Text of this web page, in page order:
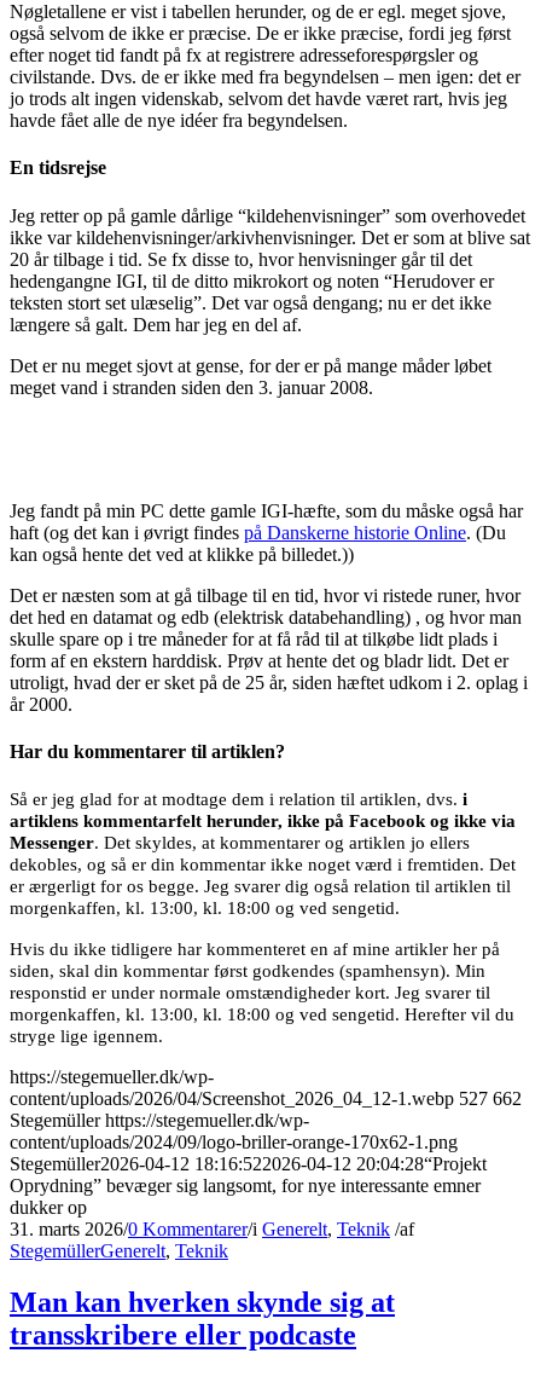
Nøgletallene er vist i tabellen herunder, og de er egl. meget sjove,
også selvom de ikke er præcise. De er ikke præcise, fordi jeg først
efter noget tid fandt på fx at registrere adresseforespørgsler og
civilstande. Dvs. de er ikke med fra begyndelsen – men igen: det er
jo trods alt ingen videnskab, selvom det havde været rart, hvis jeg
havde fået alle de nye idéer fra begyndelsen.
En tidsrejse
Jeg retter op på gamle dårlige “kildehenvisninger” som overhovedet
ikke var kildehenvisninger/arkivhenvisninger. Det er som at blive sat
20 år tilbage i tid. Se fx disse to, hvor henvisninger går til det
hedengangne IGI, til de ditto mikrokort og noten “Herudover er
teksten stort set ulæselig”. Det var også dengang; nu er det ikke
længere så galt. Dem har jeg en del af.
Det er nu meget sjovt at gense, for der er på mange måder løbet
meget vand i stranden siden den 3. januar 2008.
Jeg fandt på min PC dette gamle IGI-hæfte, som du måske også har
haft (og det kan i øvrigt findes på Danskerne historie Online. (Du
kan også hente det ved at klikke på billedet.))
Det er næsten som at gå tilbage til en tid, hvor vi ristede runer, hvor
det hed en datamat og edb (elektrisk databehandling) , og hvor man
skulle spare op i tre måneder for at få råd til at tilkøbe lidt plads i
form af en ekstern harddisk. Prøv at hente det og bladr lidt. Det er
utroligt, hvad der er sket på de 25 år, siden hæftet udkom i 2. oplag i
år 2000.
Har du kommentarer til artiklen?
Så er jeg glad for at modtage dem i relation til artiklen, dvs. i
artiklens kommentarfelt herunder, ikke på Facebook og ikke via
Messenger. Det skyldes, at kommentarer og artiklen jo ellers
dekobles, og så er din kommentar ikke noget værd i fremtiden. Det
er ærgerligt for os begge. Jeg svarer dig også relation til artiklen til
morgenkaffen, kl. 13:00, kl. 18:00 og ved sengetid.
Hvis du ikke tidligere har kommenteret en af mine artikler her på
siden, skal din kommentar først godkendes (spamhensyn). Min
responstid er under normale omstændigheder kort. Jeg svarer til
morgenkaffen, kl. 13:00, kl. 18:00 og ved sengetid. Herefter vil du
stryge lige igennem.
https://stegemueller.dk/wp-
content/uploads/2026/04/Screenshot_2026_04_12-1.webp 527 662
Stegemüller https://stegemueller.dk/wp-
content/uploads/2024/09/logo-briller-orange-170x62-1.png
Stegemüller2026-04-12 18:16:522026-04-12 20:04:28“Projekt
Oprydning” bevæger sig langsomt, for nye interessante emner
dukker op
31. marts 2026/0 Kommentarer/i Generelt, Teknik /af
StegemüllerGenerelt, Teknik
Man kan hverken skynde sig at
transskribere eller podcaste